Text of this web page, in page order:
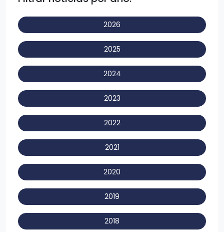
2026
2025
2024
2023
2022
2021
2020
2019
2018